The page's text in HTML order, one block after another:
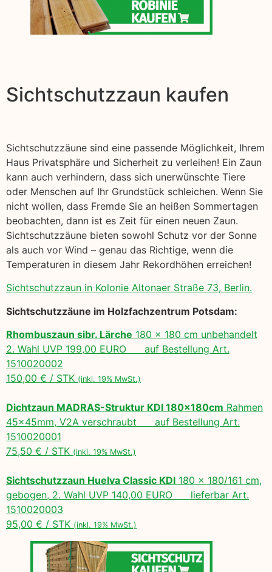
Sichtschutzzaun kaufen
Sichtschutzzäune sind eine passende Möglichkeit, Ihrem
Haus Privatsphäre und Sicherheit zu verleihen! Ein Zaun
kann auch verhindern, dass sich unerwünschte Tiere
oder Menschen auf Ihr Grundstück schleichen. Wenn Sie
nicht wollen, dass Fremde Sie an heißen Sommertagen
beobachten, dann ist es Zeit für einen neuen Zaun.
Sichtschutzzäune bieten sowohl Schutz vor der Sonne
als auch vor Wind – genau das Richtige, wenn die
Temperaturen in diesem Jahr Rekordhöhen erreichen!
Sichtschutzzaun in Kolonie Altonaer Straße 73, Berlin.
Sichtschutzzäune im Holzfachzentrum Potsdam:
Rhombuszaun sibr. Lärche 180 x 180 cm unbehandelt
2. Wahl UVP 199,00 EURO auf Bestellung Art.
1510020002
150,00 € / STK (inkl. 19% MwSt.)
Dichtzaun MADRAS-Struktur KDI 180x180cm Rahmen
45x45mm, V2A verschraubt auf Bestellung Art.
1510020001
75,50 € / STK (inkl. 19% MwSt.)
Sichtschutzzaun Huelva Classic KDI 180 x 180/161 cm,
gebogen, 2. Wahl UVP 140,00 EURO lieferbar Art.
1510020003
95,00 € / STK (inkl. 19% MwSt.)